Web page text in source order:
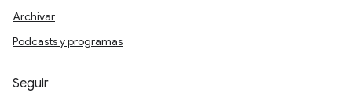
Archivar
Podcasts y programas
Seguir